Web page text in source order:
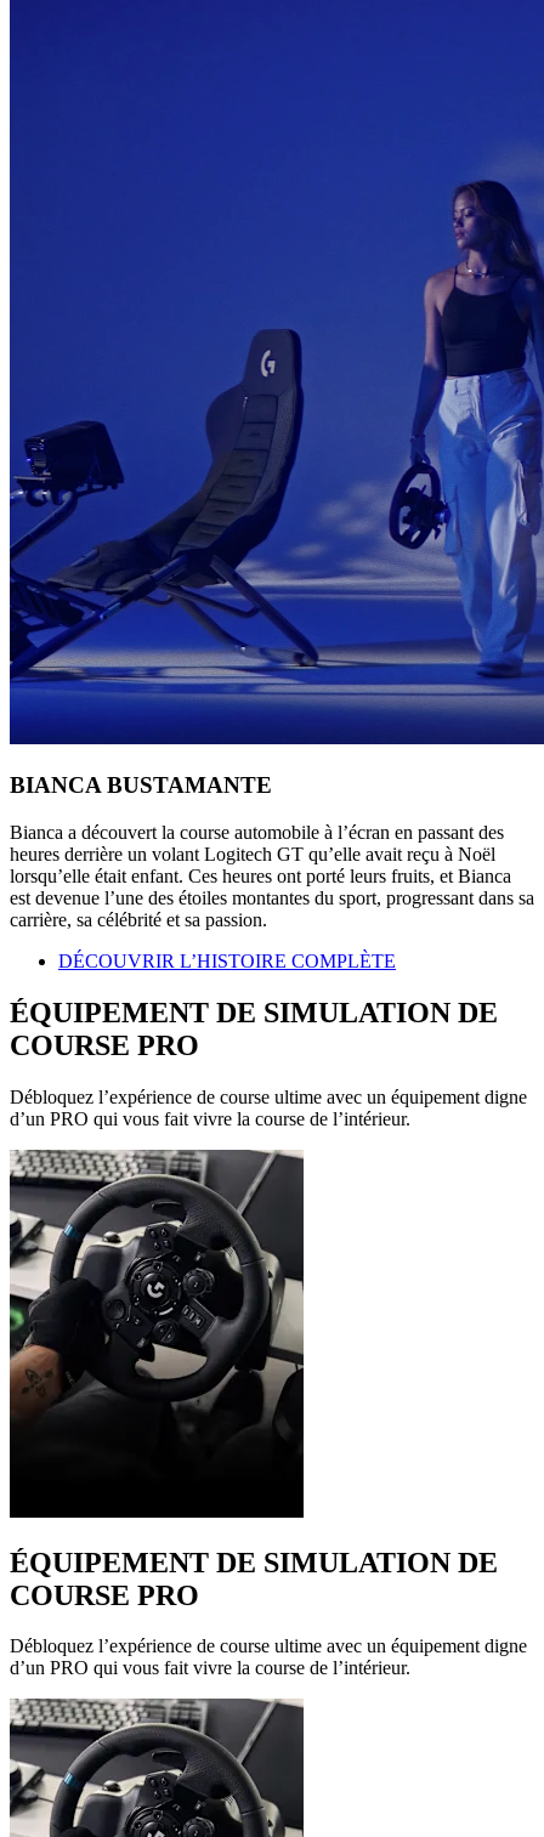
BIANCA BUSTAMANTE
Bianca a découvert la course automobile à l’écran en passant des
heures derrière un volant Logitech GT qu’elle avait reçu à Noël
lorsqu’elle était enfant. Ces heures ont porté leurs fruits, et Bianca
est devenue l’une des étoiles montantes du sport, progressant dans sa
carrière, sa célébrité et sa passion.
DÉCOUVRIR L’HISTOIRE COMPLÈTE
ÉQUIPEMENT DE SIMULATION DE
COURSE PRO
Débloquez l’expérience de course ultime avec un équipement digne
d’un PRO qui vous fait vivre la course de l’intérieur.
ÉQUIPEMENT DE SIMULATION DE
COURSE PRO
Débloquez l’expérience de course ultime avec un équipement digne
d’un PRO qui vous fait vivre la course de l’intérieur.